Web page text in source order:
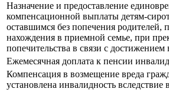
Назначение и предоставление
компенсационной выплаты детям-
оставшимся без попечения родителей,
нахождения в приемной семье, при
попечительства в связи с достижением
Ежемесячная доплата к пенсии
Компенсация в возмещение вреда
установлена инвалидность